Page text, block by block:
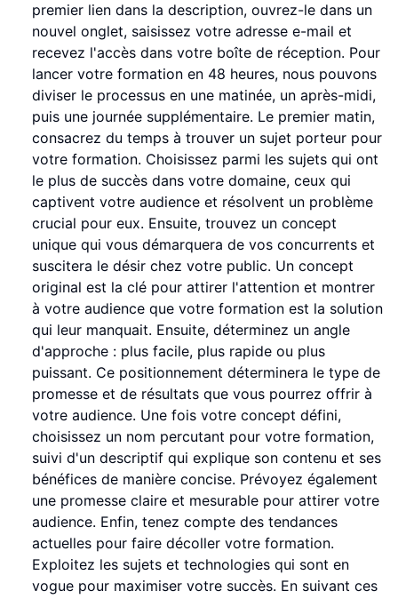
premier lien dans la description, ouvrez-le dans un
nouvel onglet, saisissez votre adresse e-mail et
recevez l'accès dans votre boîte de réception. Pour
lancer votre formation en 48 heures, nous pouvons
diviser le processus en une matinée, un après-midi,
puis une journée supplémentaire. Le premier matin,
consacrez du temps à trouver un sujet porteur pour
votre formation. Choisissez parmi les sujets qui ont
le plus de succès dans votre domaine, ceux qui
captivent votre audience et résolvent un problème
crucial pour eux. Ensuite, trouvez un concept
unique qui vous démarquera de vos concurrents et
suscitera le désir chez votre public. Un concept
original est la clé pour attirer l'attention et montrer
à votre audience que votre formation est la solution
qui leur manquait. Ensuite, déterminez un angle
d'approche : plus facile, plus rapide ou plus
puissant. Ce positionnement déterminera le type de
promesse et de résultats que vous pourrez offrir à
votre audience. Une fois votre concept défini,
choisissez un nom percutant pour votre formation,
suivi d'un descriptif qui explique son contenu et ses
bénéfices de manière concise. Prévoyez également
une promesse claire et mesurable pour attirer votre
audience. Enfin, tenez compte des tendances
actuelles pour faire décoller votre formation.
Exploitez les sujets et technologies qui sont en
vogue pour maximiser votre succès. En suivant ces